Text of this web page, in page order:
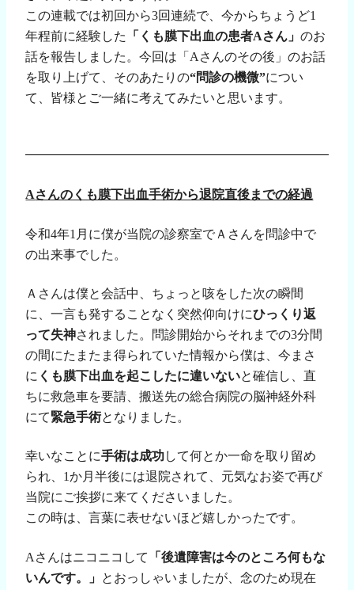
この連載では初回から3回連続で、今からちょうど1
年程前に経験した
「くも膜下出血の患者Aさん」のお
話を報告しました。今回は「 A さんのその後」のお話
を取り上げて、そのあたりの“問診の機微”につい
て、皆様とご一緒に考えてみたいと思います。
Aさんのくも膜下出血手術から退院直後までの経過
令和4年1 月に僕が当院の診察室でＡさんを問診中で
の出来事でした。
Ａさんは僕と会話中、ちょっと咳をした次の瞬間
に、一言も発することなく突然仰向けにひっくり返
って失神されました。問診開始からそれまでの3分間
の間にたまたま得られていた情報から僕は、今まさ
に くも膜下出血を起こしたに違いないと確信し、直
ちに救急車を要請、搬送先の総合病院の脳神経外科
にて緊急手術となりました。
幸いなことに手術は成功して何とか一命を取り留め
られ、 1か月半後には退院されて、元気なお姿で再び
当院にご挨拶に来てくださいました。
この時は、言葉に表せないほど嬉しかったです。
A さんはニコニコして
「後遺障害は今のところ何もな
いんです。」 とおっしゃいましたが、念のため現在